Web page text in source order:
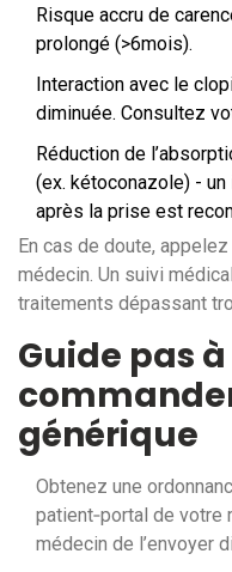
Risque accru de
prolongé (>6mois).
Interaction avec le
diminuée. Consultez
Réduction de
(ex. kétoconazole) -
après la prise est
En cas de doute,
médecin. Un suivi
traitements dépassant
Guide pas
générique
Obtenez une
patient‑portal de votre
médecin de l’envoyer